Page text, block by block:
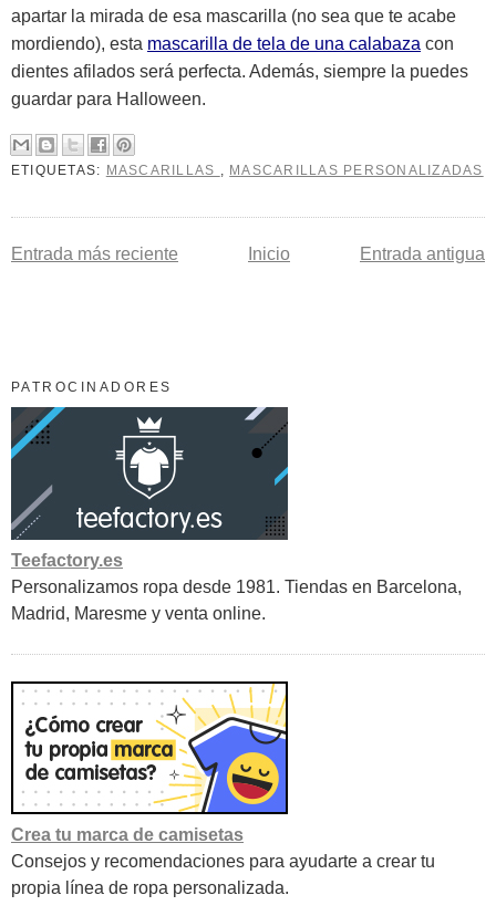
apartar la mirada de esa mascarilla (no sea que te acabe
mordiendo), esta mascarilla de tela de una calabaza con
dientes afilados será perfecta. Además, siempre la puedes
guardar para Halloween.
ETIQUETAS: MASCARILLAS MASCARILLAS PERSONALIZADAS
Entrada más reciente Entrada antigua
Inicio
PATROCINADORES
Teefactory.es
Personalizamos ropa desde 1981. Tiendas en Barcelona,
Madrid, Maresme y venta online.
Crea tu marca de camisetas
Consejos y recomendaciones para ayudarte a crear tu
propia línea de ropa personalizada.